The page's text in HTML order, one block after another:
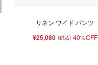
リネン ワイド パンツ
¥25,080 (税込) 40%OFF